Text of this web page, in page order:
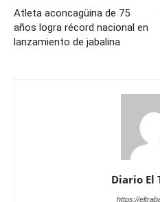
Atleta aconcagüina de 75
años logra récord nacional en
lanzamiento de jabalina
Diario El
https://